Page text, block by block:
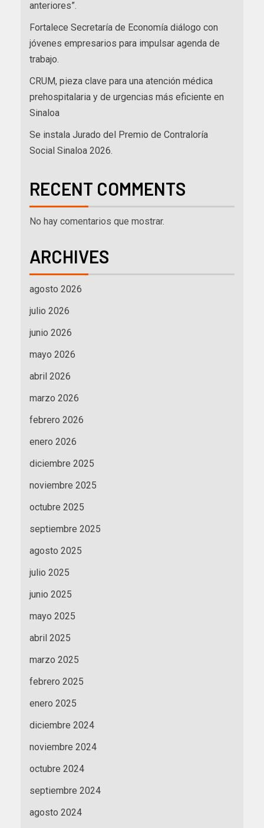
anteriores”.
Fortalece Secretaría de Economía diálogo con
jóvenes empresarios para impulsar agenda de
trabajo.
CRUM, pieza clave para una atención médica
prehospitalaria y de urgencias más eficiente en
Sinaloa
Se instala Jurado del Premio de Contraloría
Social Sinaloa 2026.
RECENT COMMENTS
No hay comentarios que mostrar.
ARCHIVES
agosto 2026
julio 2026
junio 2026
mayo 2026
abril 2026
marzo 2026
febrero 2026
enero 2026
diciembre 2025
noviembre 2025
octubre 2025
septiembre 2025
agosto 2025
julio 2025
junio 2025
mayo 2025
abril 2025
marzo 2025
febrero 2025
enero 2025
diciembre 2024
noviembre 2024
octubre 2024
septiembre 2024
agosto 2024